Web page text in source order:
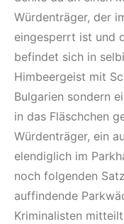
Würdenträger, der
eingesperrt ist und
befindet sich in
Himbeergeist mit
Bulgarien sondern
in das Fläschchen
Würdenträger, ein
elendiglich im
noch folgenden
auffindende
Kriminalisten